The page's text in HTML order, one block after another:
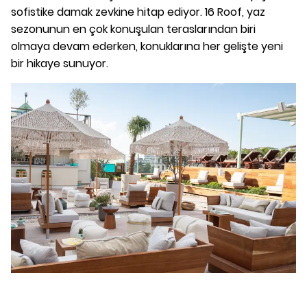
sofistike damak zevkine hitap ediyor. 16 Roof, yaz
sezonunun en çok konuşulan teraslarından biri
olmaya devam ederken, konuklarına her gelişte yeni
bir hikaye sunuyor.